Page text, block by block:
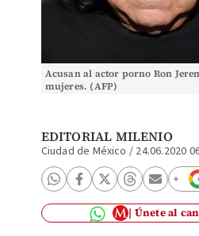
Acusan al actor porno Ron
mujeres. (AFP)
EDITORIAL MILENIO
Ciudad de México / 24.06.2020
Únete al